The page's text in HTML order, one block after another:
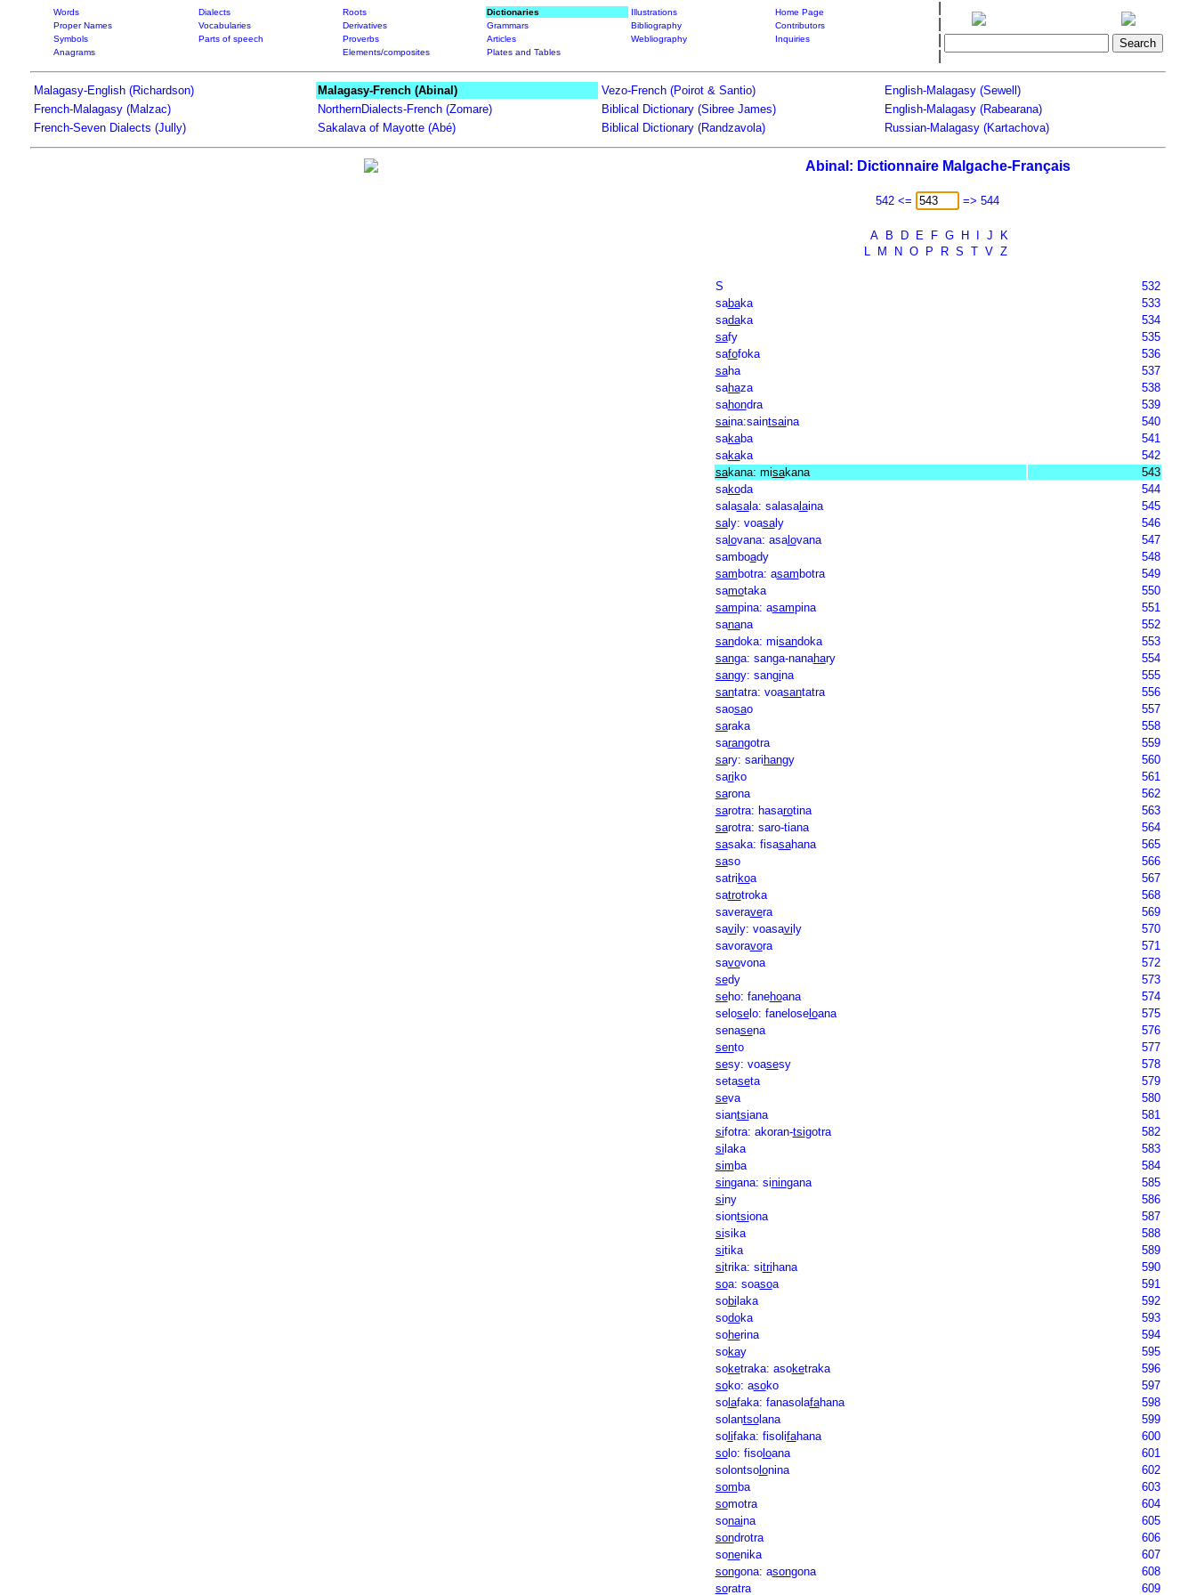
Words Dialects Roots Dictionaries Illustrations
Home Page
Proper Names
Vocabularies Derivatives Grammars Bibliography
Contributors
Symbols
Parts of speech Proverbs Articles Webliography
Inquiries
Anagrams
Elements/composites Plates and Tables
Malagasy-English (Richardson) Malagasy-French (Abinal) Vezo-French (Poirot & Santio)
English-Malagasy (Sewell)
French-Malagasy (Malzac)
NorthernDialects-French (Zomare) Biblical Dictionary (Sibree James)
English-Malagasy (Rabearana)
French-Seven Dialects (Jully)
Sakalava of Mayotte (Abé) Biblical Dictionary (Randzavola) Russian-Malagasy (Kartachova)
Abinal: Dictionnaire Malgache-Français
542 <= => 544
A B D E F G H J
K
L
M N O P R S T V Z
S
532
sabaka
533
sadaka
534
safy
535
safofoka
536
saha
537
sahaza
538
sahondra
539
saina:saintsaina
540
sakaba
541
sakaka
542
sakana: misakana
543
sakoda
544
salasala: salasalaina
545
saly: voasaly
546
salovana: asalovana
547
samboady
548
sam botra: asam botra
549
samotaka
550
sampina: asampina
551
sanana
552
sandoka: misandoka
553
sanga: sanga-nanahary
554
sangy: sangina
555
santatra: voasantatra
556
saosao
557
saraka
558
sarangotra
559
sary: sari hangy
560
sari ko
561
sarona
562
sarotra: hasarotina
563
sarotra: saro-tiana
564
sasaka: fisasahana
565
saso
566
satri koa
567
satrotroka
568
saveravera
569
savi ly: voasavi ly
570
savoravora
571
savovona
572
sedy
573
seho: fanehoana
574
seloselo: faneloseloana
575
senasena
576
sento
577
sesy: voasesy
578
setaseta
579
seva
580
siantsiana
581
sifotra: akoran-tsigotra
582
si laka
583
sim ba
584
singana: siningana
585
siny
586
siontsiona
587
sisika
588
sitika
589
sitrika: sitri hana
590
soa: soasoa
591
sobi laka
592
sodoka
593
soherina
594
sokay
595
soketraka: asoketraka
596
soko: asoko
597
solafaka: fanasolafahana
598
solantsolana
599
solifaka: fisolifahana
600
solo: fisoloana
601
solontsolonina
602
som ba
603
somotra
604
sonaina
605
sondrotra
606
sonenika
607
songona: asongona
608
soratra 609